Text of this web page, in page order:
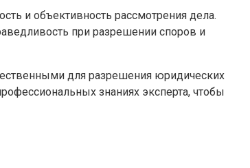
и объективность рассмотрения дела.
при разрешении споров и
для разрешения юридических
знаниях эксперта, чтобы